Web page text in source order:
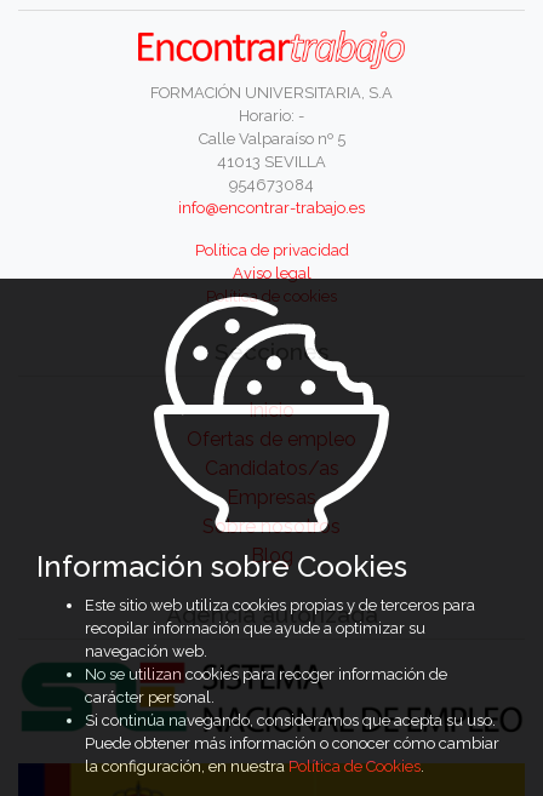
FORMACIÓN UNIVERSITARIA, S.A
Horario: -
Calle Valparaíso nº 5
41013 SEVILLA
954673084
info@encontrar-trabajo.es
Política de privacidad
Aviso legal
Política de cookies
Secciones
Inicio
Ofertas de empleo
Candidatos/as
Empresas
Sobre nosotros
Blog
Agencia autorizada
Información sobre Cookies
Este sitio web utiliza cookies propias y de terceros para
recopilar información que ayude a optimizar su
navegación web.
No se utilizan cookies para recoger información de
carácter personal.
Si continúa navegando, consideramos que acepta su uso.
Puede obtener más información o conocer cómo cambiar
la configuración, en nuestraPolítica de Cookies.